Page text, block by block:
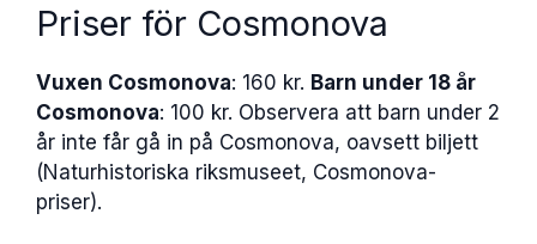
Priser för Cosmonova
Vuxen Cosmonova: 160 kr. Barn under 18 år
Cosmonova: 100 kr. Observera att barn under 2
år inte får gå in på Cosmonova, oavsett biljett
(Naturhistoriska riksmuseet, Cosmonova-
priser).